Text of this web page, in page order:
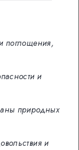
поглощения,
и
природных
и